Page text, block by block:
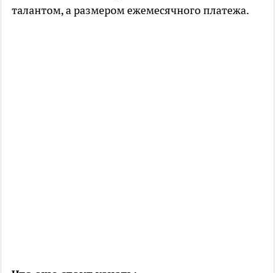
талантом, а размером ежемесячного платежа.